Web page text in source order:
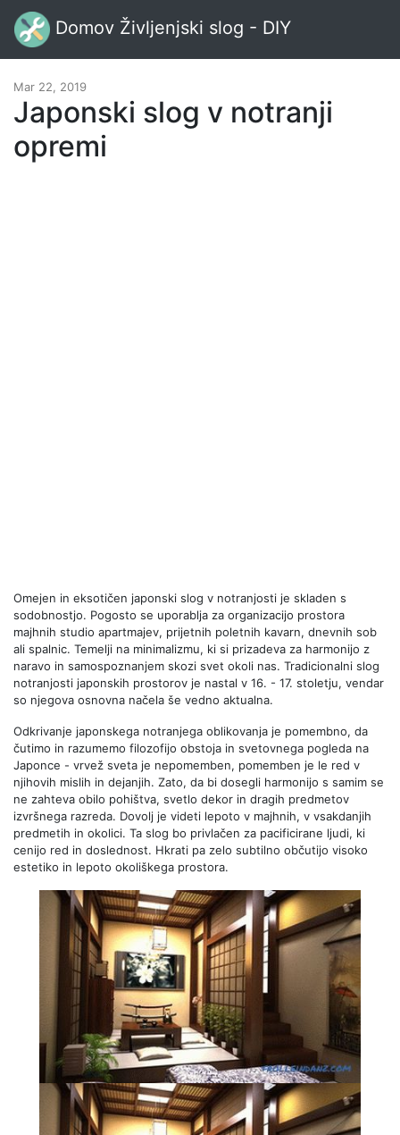
Domov Življenjski slog - DIY
Mar 22, 2019
Japonski slog v notranji
opremi
Omejen in eksotičen japonski slog v notranjosti je skladen s
sodobnostjo. Pogosto se uporablja za organizacijo prostora
majhnih studio apartmajev, prijetnih poletnih kavarn, dnevnih sob
ali spalnic. Temelji na minimalizmu, ki si prizadeva za harmonijo z
naravo in samospoznanjem skozi svet okoli nas. Tradicionalni slog
notranjosti japonskih prostorov je nastal v 16. - 17. stoletju, vendar
so njegova osnovna načela še vedno aktualna.
Odkrivanje japonskega notranjega oblikovanja je pomembno, da
čutimo in razumemo filozofijo obstoja in svetovnega pogleda na
Japonce - vrvež sveta je nepomemben, pomemben je le red v
njihovih mislih in dejanjih. Zato, da bi dosegli harmonijo s samim se
ne zahteva obilo pohištva, svetlo dekor in dragih predmetov
izvršnega razreda. Dovolj je videti lepoto v majhnih, v vsakdanjih
predmetih in okolici. Ta slog bo privlačen za pacificirane ljudi, ki
cenijo red in doslednost. Hkrati pa zelo subtilno občutijo visoko
estetiko in lepoto okoliškega prostora.